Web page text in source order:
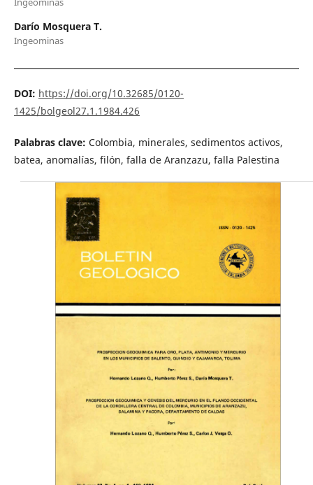
Darío Mosquera T.
Ingeominas
DOI: https://doi.org/10.32685/0120-
1425/bolgeol27.1.1984.426
Palabras clave: Colombia, minerales, sedimentos activos,
batea, anomalías, filón, falla de Aranzazu, falla Palestina